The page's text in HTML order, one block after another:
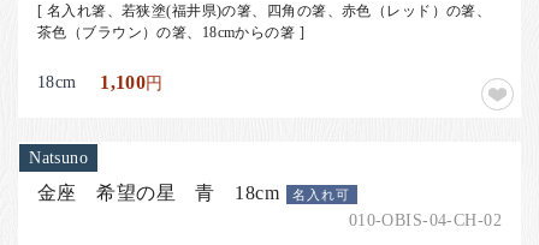
[ 名入れ箸、若狭塗(福井県)の箸、四角の箸、赤色（レッド）の箸、
茶色（ブラウン）の箸、18cmからの箸 ]
18cm 1,100円
Natsuno
金座 希望の星 青 18cm 名入れ可
010-OBIS-04-CH-02